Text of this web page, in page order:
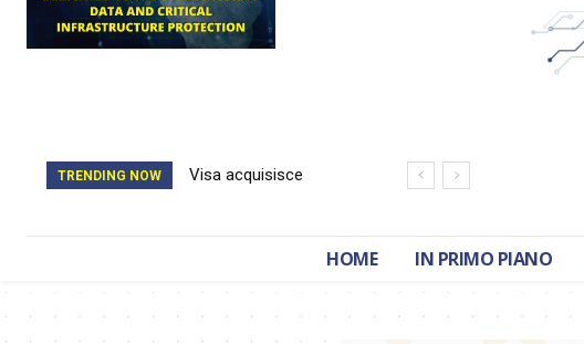
TRENDING NOW
Visa acquisisce
HOME IN PRIMO PIANO